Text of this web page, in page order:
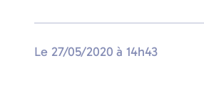
Le 27/05/2020 à 14h43